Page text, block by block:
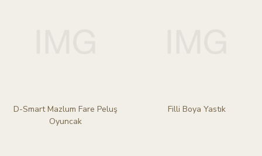
D-Smart Mazlum Fare Peluş
Oyuncak
Filli Boya Yastık